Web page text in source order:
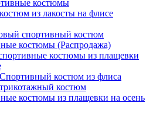
костюмы
из лакосты на флисе
спортивный костюм
костюмы (Распродажа)
костюмы из плащевки
костюм из флиса
костюм
костюмы из плащевки на осень